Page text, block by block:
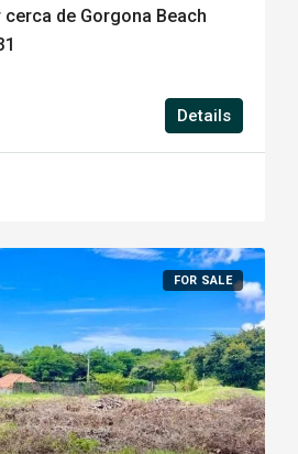
de Gorgona Beach
Details
FOR SALE